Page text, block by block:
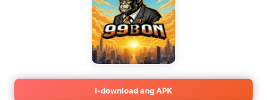
I-download ang APK